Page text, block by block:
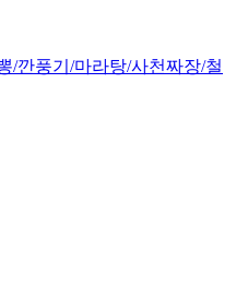
/깐풍기/마라탕/사천짜장/철